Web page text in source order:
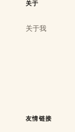
关于
关于我
友情链接